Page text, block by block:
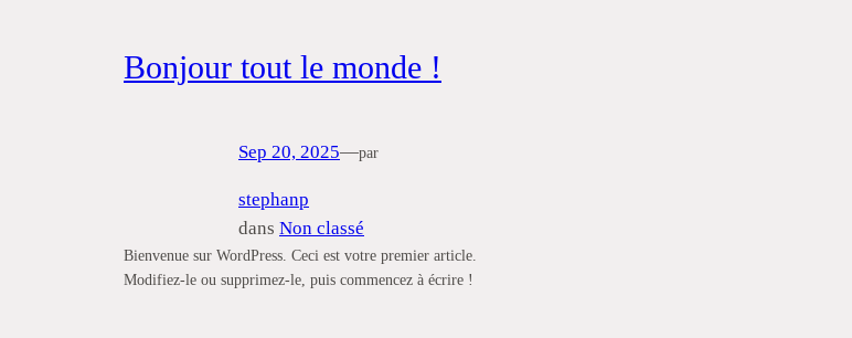
Bonjour tout le monde !
Sep 20, 2025—par
stephanp
dans Non classé
Bienvenue sur WordPress. Ceci est votre premier article.
Modifiez-le ou supprimez-le, puis commencez à écrire !